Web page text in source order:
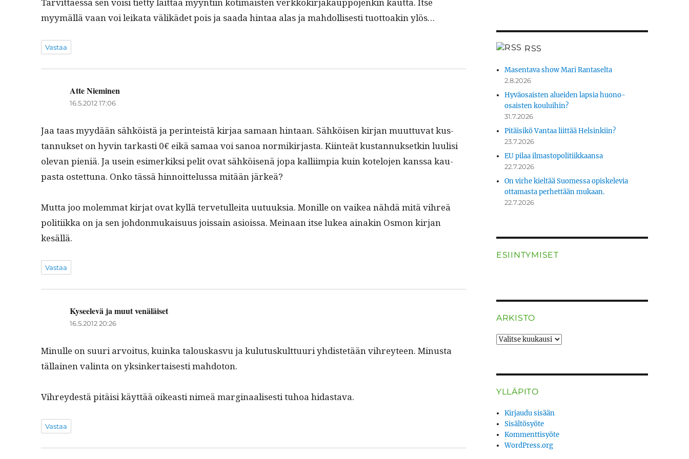
Tarvit­taes­sa sen voisi tiet­ty lait­taa myyn­ti­in koti­mais­ten verkkokir­jakaup­po­jenkin kaut­ta. Itse
myymäl­lä vaan voi leika­ta välikädet pois ja saa­da hin­taa alas ja mah­dol­lis­es­ti tuot­toakin ylös…
Vastaa
Atte Nieminen
16.5.2012 17:06
Jaa taas myy­dään sähköistä ja per­in­teistä kir­jaa samaan hin­taan. Sähköisen kir­jan muut­tuvat kus­
tan­nuk­set on hyvin tarkasti 0€ eikä samaa voi sanoa normikir­jas­ta. Kiin­teät kus­tan­nuk­setkin luulisi
ole­van pieniä. Ja usein esimerkik­si pelit ovat sähköisenä jopa kalli­impia kuin kotelo­jen kanssa kau­
pas­ta ostet­tuna. Onko tässä hin­noit­telus­sa mitään järkeä?
Mut­ta joo molem­mat kir­jat ovat kyl­lä ter­ve­tullei­ta uutuuk­sia. Monille on vaikea nähdä mitä vihreä
poli­ti­ik­ka on ja sen johdon­mukaisu­us jois­sain asiois­sa. Meinaan itse lukea ainakin Osmon kir­jan
kesällä.
Vastaa
Kyseelevä ja muut venäläisetsanoo:
16.5.2012 20:26
Min­ulle on suuri arvoitus, kuin­ka talouskasvu ja kulu­tuskult­tuuri yhdis­tetään vihrey­teen. Minus­ta
täl­lainen val­in­ta on yksinker­tais­es­ti mahdoton.
Vihrey­destä pitäisi käyt­tää oikeasti nimeä mar­gin­aalis­es­ti tuhoa hidastava.
Vastaa
RSS
Masentava show Mari Rantaselta
2.8.2026
Hyväosaisten alueiden lapsia huono-
osaisten kouluihin?
31.7.2026
Pitäisikö Vantaa liittää Helsinkiin?
23.7.2026
EU pilaa ilmastopolitiikkaansa
22.7.2026
On virhe kieltää Suomessa opiskelevia
ottamasta perhettään mukaan.
22.7.2026
ESIINTYMISET
ARKISTO
ARKISTO
YLLÄPITO
Kirjaudu sisään
Sisältösyöte
Kommenttisyöte
WordPress.org